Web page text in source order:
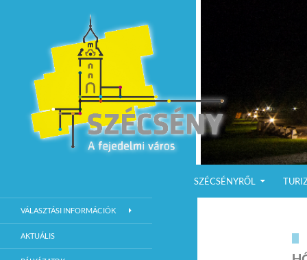
SZÉCSÉNYRŐL
Szécsény Város Hivatalos Weboldala
VÁLASZTÁSI INFORMÁCIÓK
AKTUÁLIS